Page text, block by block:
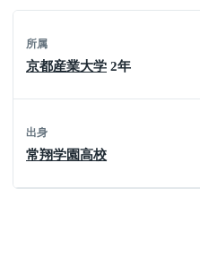
所属
京都産業大学 2年
出身
常翔学園高校